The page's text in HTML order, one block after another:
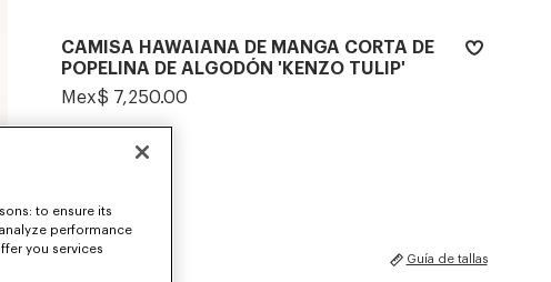
CAMISA HAWAIANA DE MANGA CORTA DE
POPELINA DE ALGODÓN 'KENZO TULIP'
Mex$ 7,250.00
TALLAS Guía de tallas
to ensure its
performance
you services